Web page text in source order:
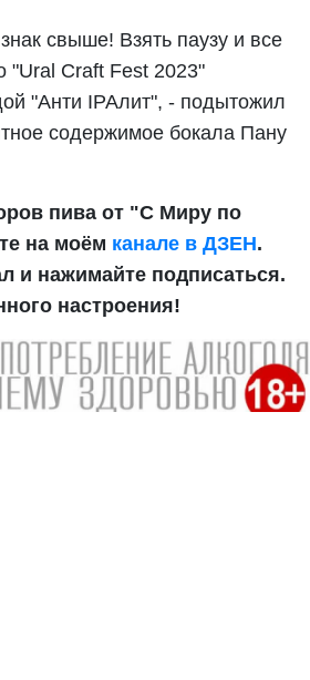
свыше! Взять паузу и все
"Ural Craft Fest 2023"
"Анти IPAлит", - подытожил
содержимое бокала Пану
пива от "С Миру по
на моём канале в ДЗЕН.
и нажимайте подписаться.
настроения!